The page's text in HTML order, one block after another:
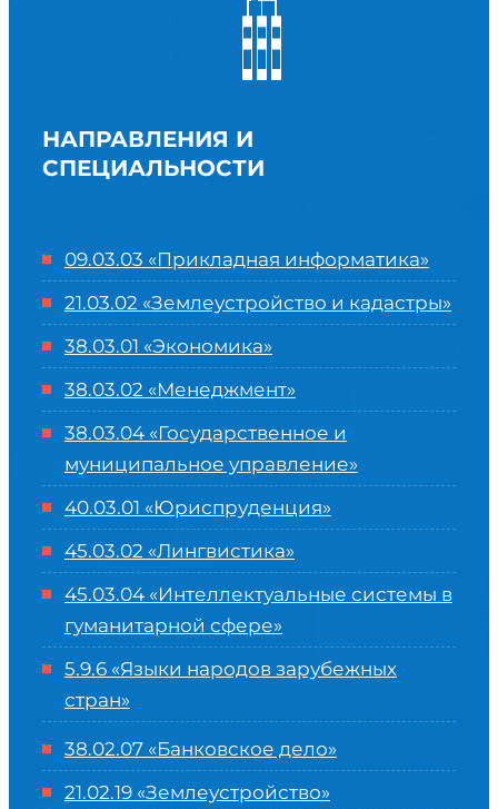
НАПРАВЛЕНИЯ И
СПЕЦИАЛЬНОСТИ
09.03.03 «Прикладная информатика»
21.03.02 «Землеустройство и кадастры»
38.03.01 «Экономика»
38.03.02 «Менеджмент»
38.03.04 «Государственное и
муниципальное управление»
40.03.01 «Юриспруденция»
45.03.02 «Лингвистика»
45.03.04 «Интеллектуальные системы в
гуманитарной сфере»
5.9.6 «Языки народов зарубежных
стран»
38.02.07 «Банковское дело»
21.02.19 «Землеустройство»